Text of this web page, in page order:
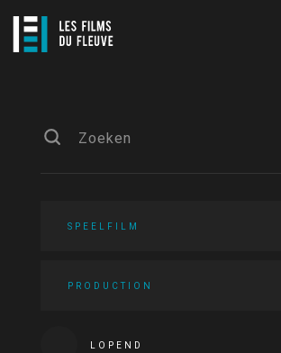
SPEELFILM
PRODUCTION
LOPEND